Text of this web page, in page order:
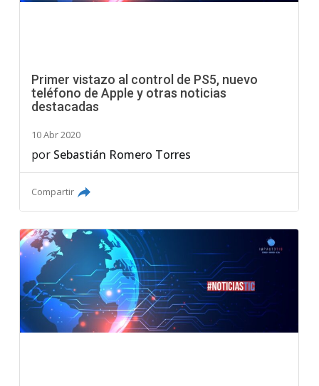
Primer vistazo al control de PS5, nuevo
teléfono de Apple y otras noticias
destacadas
10 Abr 2020
por Sebastián Romero Torres
Compartir